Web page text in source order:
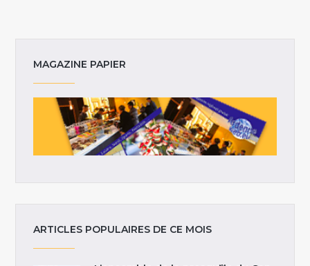
MAGAZINE PAPIER
ARTICLES POPULAIRES DE CE MOIS